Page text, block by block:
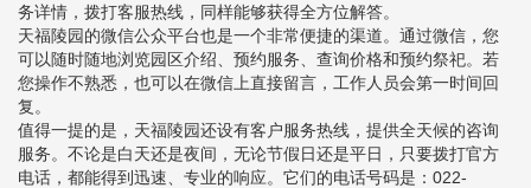
务详情，拨打客服热线，同样能够获得全方位解答。
天福陵园的微信公众平台也是一个非常便捷的渠道。通过微信，您
可以随时随地浏览园区介绍、预约服务、查询价格和预约祭祀。若
您操作不熟悉，也可以在微信上直接留言，工作人员会第一时间回
复。
值得一提的是，天福陵园还设有客户服务热线，提供全天候的咨询
服务。不论是白天还是夜间，无论节假日还是平日，只要拨打官方
电话，都能得到迅速、专业的响应。它们的电话号码是：022-